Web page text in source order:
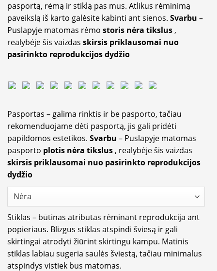
pasportą, rėmą ir stiklą pas mus. Atlikus rėminimą
paveikslą iš karto galėsite kabinti ant sienos. Svarbu –
Puslapyje matomas rėmo storis nėra tikslus,
realybėje šis vaizdas skirsis priklausomai nuo
pasirinkto reprodukcijos dydžio
Pasportas – galima rinktis ir be pasporto, tačiau
rekomenduojame dėti pasportą, jis gali pridėti
papildomos estetikos. Svarbu – Puslapyje matomas
pasporto plotis nėra tikslus, realybėje šis vaizdas
skirsis priklausomai nuo pasirinkto reprodukcijos
dydžio
Stiklas – būtinas atributas rėminant reprodukcija ant
popieriaus. Blizgus stiklas atspindi šviesą ir gali
skirtingai atrodyti žiūrint skirtingu kampu. Matinis
stiklas labiau sugeria saulės šviestą, tačiau minimalus
atspindys vistiek bus matomas.